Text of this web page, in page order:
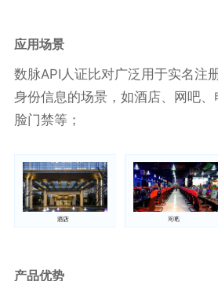
应用场景
数脉API人证比对广泛用于实名注
身份信息的场景，如酒店、网吧
脸门禁等；
产品优势